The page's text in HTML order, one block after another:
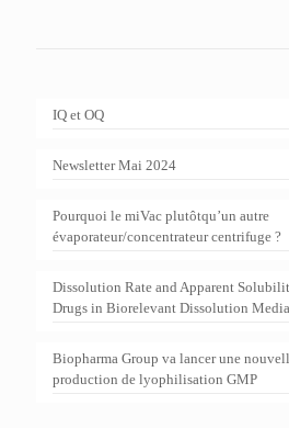
IQ et OQ
Newsletter Mai 2024
Pourquoi le miVac plutôtqu’un autre
évaporateur/concentrateur centrifuge ?
Dissolution Rate and Apparent
Drugs in Biorelevant Dissolution Media
Biopharma Group va lancer une
production de lyophilisation GMP